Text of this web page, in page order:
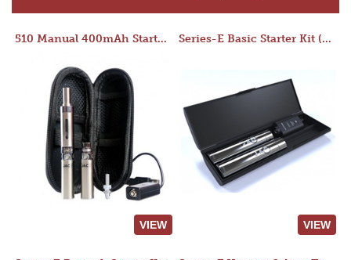
510 Manual 400mAh Starter Kit
VIEW
Series-E Basic Starter Kit (No Tank)
VIEW